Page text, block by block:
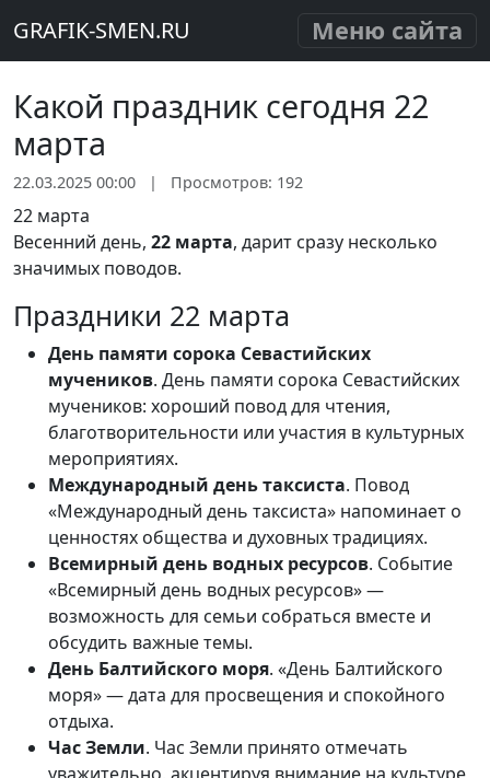
GRAFIK-SMEN.RU Меню сайта
Какой праздник сегодня 22
марта
22.03.2025 00:00 | Просмотров: 192
22 марта
Весенний день, 22 марта, дарит сразу несколько
значимых поводов.
Праздники 22 марта
День памяти сорока Севастийских
мучеников. День памяти сорока Севастийских
мучеников: хороший повод для чтения,
благотворительности или участия в культурных
мероприятиях.
Международный день таксиста. Повод
«Международный день таксиста» напоминает о
ценностях общества и духовных традициях.
Всемирный день водных ресурсов. Событие
«Всемирный день водных ресурсов» —
возможность для семьи собраться вместе и
обсудить важные темы.
День Балтийского моря. «День Балтийского
моря» — дата для просвещения и спокойного
отдыха.
Час Земли. Час Земли принято отмечать